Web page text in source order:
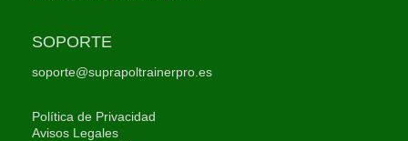
SOPORTE
soporte@suprapoltrainerpro.es
Política de Privacidad
Avisos Legales